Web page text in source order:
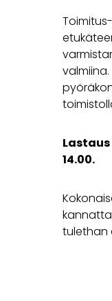
14.00.
tulethan